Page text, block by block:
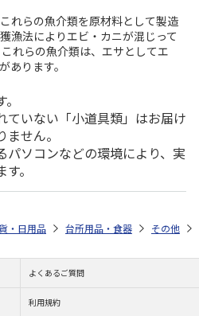
れらの魚介類を原材料として製造
漁法によりエビ・カニが混じって
れらの魚介類は、エサとしてエ
あります。
ていない「小道具類」はお届け
せん。
パソコンなどの環境により、実
。
・日用品 台所用品・食器 その他
よくあるご質問
利用規約